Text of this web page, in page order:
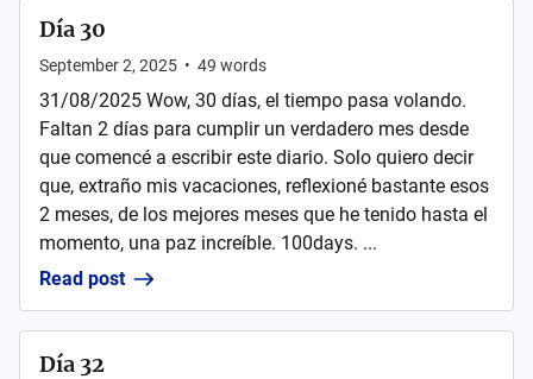
Día 30
September 2, 2025 • 49 words
31/08/2025 Wow, 30 días, el tiempo pasa volando.
Faltan 2 días para cumplir un verdadero mes desde
que comencé a escribir este diario. Solo quiero decir
que, extraño mis vacaciones, reflexioné bastante esos
2 meses, de los mejores meses que he tenido hasta el
momento, una paz increíble. 100days. ...
Read post
Día 32